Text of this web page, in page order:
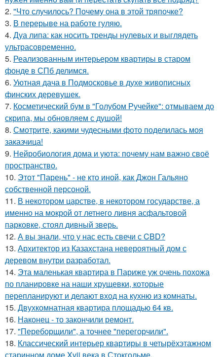
2. "Что случилось? Почему она в этой тряпочке?
3. В перерыве на работе гуляю.
4. Дуа липа: как носить тренды нулевых и выглядеть
ультрасовременно.
5. Реализованным интерьером квартиры в старом
фонде в СПб делимся.
6. Уютная дача в Подмосковье в духе живописных
финских деревушек.
7. Косметический бум в "Голубом Ручейке": отмываем до
скрипа, мы обновляем с душой!
8. Смотрите, какими чудесными фото поделилась моя
заказчица!
9. Нейробиология дома и уюта: почему нам важно своё
пространство.
10. Этот "Парень" - не кто иной, как Джон Гальяно
собственной персоной.
11. В некотором царстве, в некотором государстве, а
именно на мокрой от летнего ливня асфальтовой
парковке, стоял дивный зверь.
12. А вы знали, что у нас есть свечи с CBD?
13. Архитектор из Казахстана невероятный дом с
деревом внутри разработал.
14. Эта маленькая квартира в Париже уж очень похожа
по планировке на наши хрущевки, которые
перепланируют и делают вход на кухню из комнаты.
15. Двухкомнатная квартира площадью 64 кв.
16. Наконец - то закончили ремонт.
17. "Переборщили", а точнее "перегорчили".
18. Классический интерьер квартиры в четырёхэтажном
старинном доме Xvii века в Стокгольме.